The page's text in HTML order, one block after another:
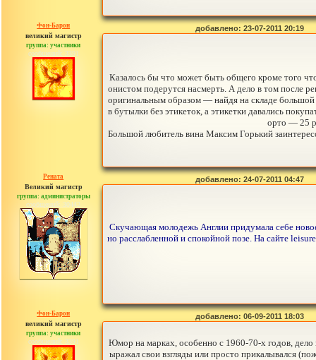
Фон-Барон
великий магистр
группа: участники
сообщений: 3391
добавлено: 23-07-2011 20:19
Казалось бы что может быть общего кроме того
онистом подерутся насмерть. А дело в том
оригинальным образом — найдя на складе большой
в бутылки без этикеток, а этикетки давались
орто — 25
Большой любитель вина Максим Горький
Рената
Великий магистр
группа: администраторы
сообщений: 30442
добавлено: 24-07-2011 04:47
Скучающая молодежь Англии придумала себе
но расслабленной и спокойной позе. На сайте
Фон-Барон
великий магистр
группа: участники
сообщений: 3391
добавлено: 06-09-2011 18:03
Юмор на марках, особенно с 1960-70-х годов,
ыражал свои взгляды или просто прикалывался